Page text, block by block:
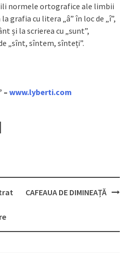
normele ortografice ale limbii
grafia cu litera „â” în loc de „î”,
și la scrierea cu „sunt”,
„sînt, sîntem, sînteți”.
– www.lyberti.com
CAFEAUA DE DIMINEAȚĂ